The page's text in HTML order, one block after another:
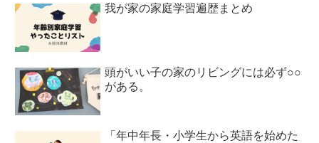
我が家の家庭学習遍歴まとめ
頭がいい子の家のリビングには必ず○○
がある。
「年中年長・小学生から英語を始めた